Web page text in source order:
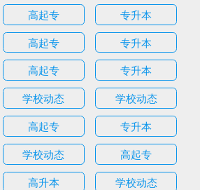
高起专
专升本
高起专
专升本
高起专
专升本
学校动态
学校动态
高起专
专升本
学校动态
高起专
高升本
学校动态